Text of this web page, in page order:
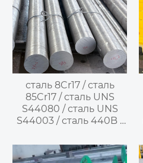
сталь 8Cr17 / сталь
85Cr17 / сталь UNS
S44080 / сталь UNS
S44003 / сталь 440B /
закаливаемая
нержавеющая сталь